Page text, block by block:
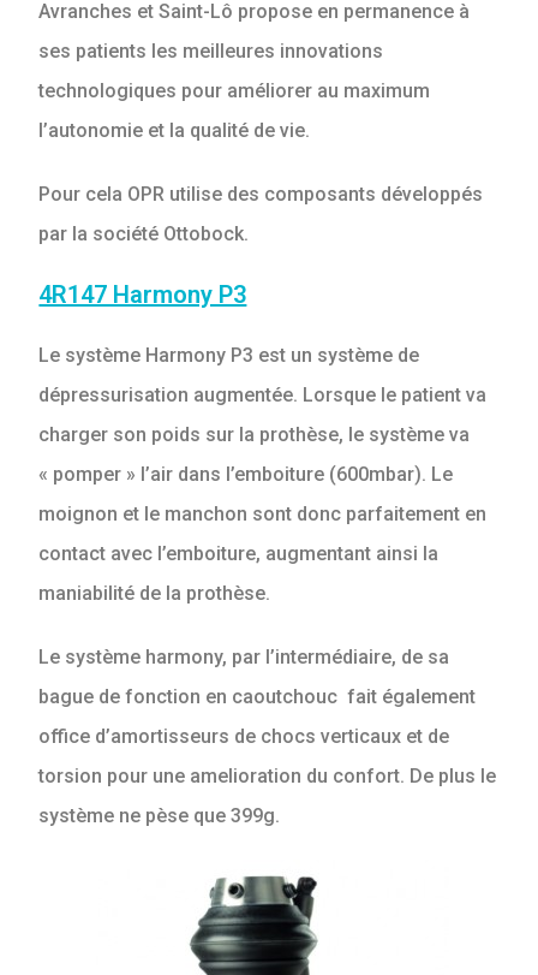
Avranches et Saint-Lô propose en permanence à
ses patients les meilleures innovations
technologiques pour améliorer au maximum
l’autonomie et la qualité de vie.
Pour cela OPR utilise des composants développés
par la société Ottobock.
4R147 Harmony P3
Le système Harmony P3 est un système de
dépressurisation augmentée. Lorsque le patient va
charger son poids sur la prothèse, le système va
« pomper » l’air dans l’emboiture (600mbar). Le
moignon et le manchon sont donc parfaitement en
contact avec l’emboiture, augmentant ainsi la
maniabilité de la prothèse.
Le système harmony, par l’intermédiaire, de sa
bague de fonction en caoutchouc fait également
office d’amortisseurs de chocs verticaux et de
torsion pour une amelioration du confort. De plus le
système ne pèse que 399g.